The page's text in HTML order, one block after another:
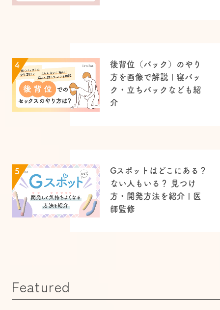
4
後背位（バック）のやり
方を画像で解説 | 寝バッ
ク・立ちバックなども紹
介
5
Gスポットはどこにある？
ない人もいる？ 見つけ
方・開発方法を紹介 | 医
師監修
Featured